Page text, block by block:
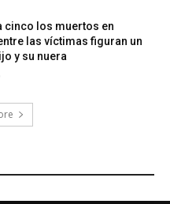
cinco los muertos en
las víctimas figuran un
y su nuera